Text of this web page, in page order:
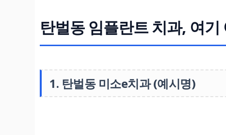
탄벌동 임플란트 치과, 여기
1. 탄벌동 미소e치과 (예시명)